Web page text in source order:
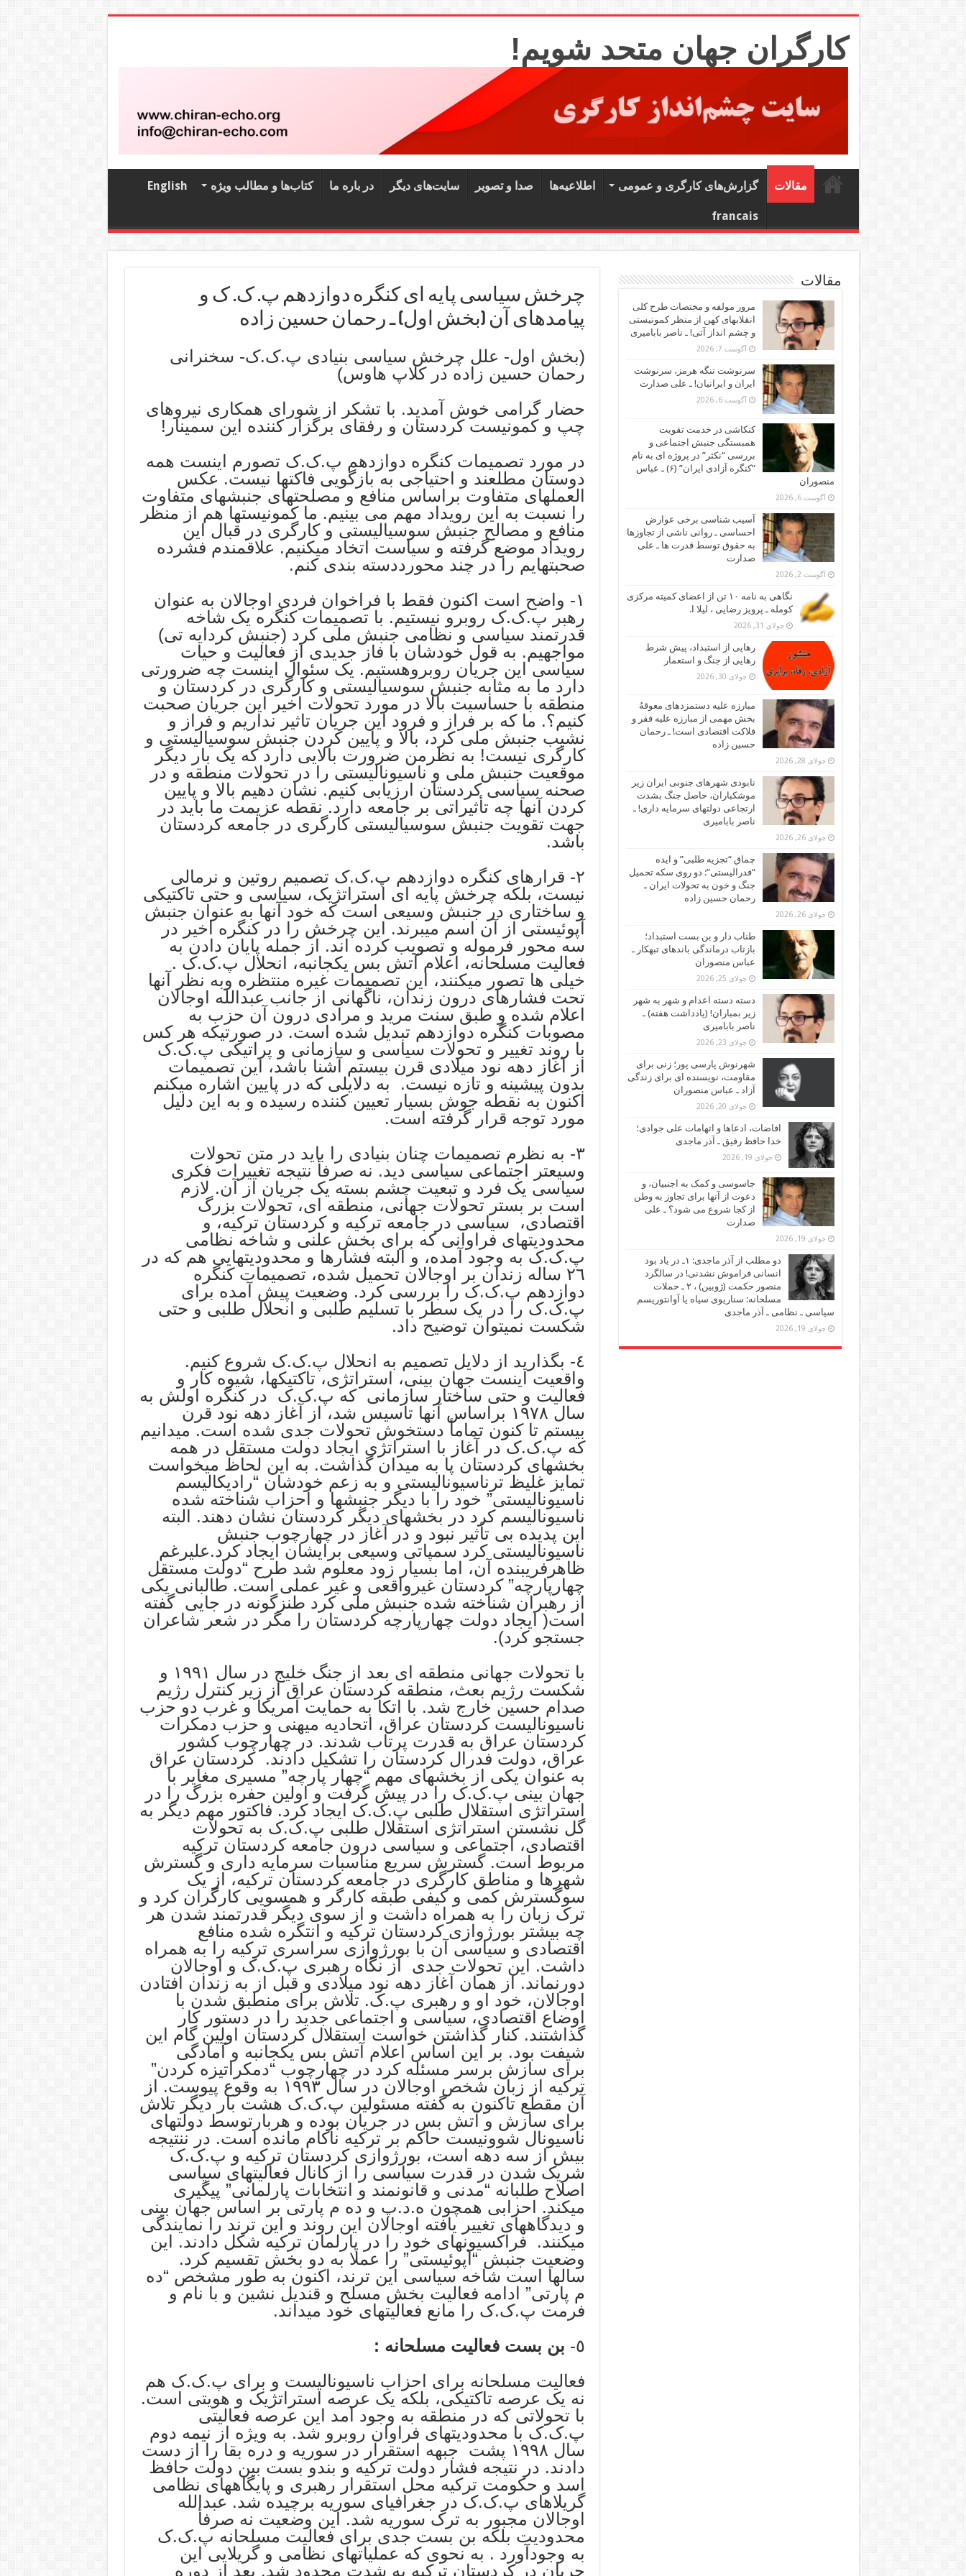
کارگران جهان متحد شویم!
مقالات گزارش‌های کارگری و عمومی اطلاعیه‌ها صدا و تصویر سایت‌های دیگر در باره ما کتاب‌‌ها و مطالب ویژه English
francais
چرخش سیاسی پایه ای کنگره دوازدهم پ. ک. ک و
پیامدهای آن (بخش اول) ـ رحمان حسین زاده
(بخش اول- علل چرخش سیاسی بنیادی پ.ک.ک- سخنرانی
رحمان حسین زاده در کلاپ هاوس)
حضار گرامی خوش آمدید. با تشکر از شورای همکاری نیروهای
چپ و کمونیست کردستان و رفقای برگزار کننده این سمینار!
در مورد تصمیمات کنگره دوازدهم پ.ک.ک تصورم اینست همه
دوستان مطلعند و احتیاجی به بازگویی فاکتها نیست. عکس
العملهای متفاوت براساس منافع و مصلحتهای جنبشهای متفاوت
را نسبت به این رویداد مهم می بینیم. ما کمونیستها هم از منظر
منافع و مصالح جنبش سوسیالیستی و کارگری در قبال این
رویداد موضع گرفته و سیاست اتخاد میکنیم. علاقمندم فشرده
صحبتهایم را در چند محورددسته بندی کنم.
١- واضح است اکنون فقط با فراخوان فردی اوجالان به عنوان
رهبر پ.ک.ک روبرو نیستیم. با تصمیمات کنگره یک شاخه
قدرتمند سیاسی و نظامی جنبش ملی کرد (جنبش کردایه تی)
مواجهیم. به قول خودشان با فاز جدیدی از فعالیت و حیات
سیاسی این جریان روبروهستیم. یک سئوال اینست چه ضرورتی
دارد ما به مثابه جنبش سوسیالیستی و کارگری در کردستان و
منطقه با حساسیت بالا در مورد تحولات اخیر این جریان صحبت
کنیم؟. ما که بر فراز و فرود این جریان تاثیر نداریم و فراز و
نشیب جنبش ملی کرد، بالا و پایین کردن جنبش سوسیالیستی و
کارگری نیست! به نظرمن ضرورت بالایی دارد که یک بار دیگر
موقعیت جنبش ملی و ناسیونالیستی را در تحولات منطقه و در
صحنه سیاسی کردستان ارزیابی کنیم. نشان دهیم بالا و پایین
کردن آنها چه تأثیراتی بر جامعه دارد. نقطه عزیمت ما باید در
جهت تقویت جنبش سوسیالیستی کارگری در جامعه کردستان
باشد.
٢- قرارهای کنگره دوازدهم پ.ک.ک تصمیم روتین و نرمالی
نیست، بلکه چرخش پایه ای استراتژیک، سیاسی و حتی تاکتیکی
و ساختاری در جنبش وسیعی است که خود آنها به عنوان جنبش
آپوئیستی از آن اسم میبرند. این چرخش را در کنگره اخیر در
سه محور فرموله و تصویب کرده اند. از جمله پایان دادن به
فعالیت مسلحانه، اعلام آتش بس یکجانبه، انحلال پ.ک.ک .
خیلی ها تصور میکنند، این تصمیمات غیره منتظره وبه نظر آنها
تحت فشارهای درون زندان، ناگهانی از جانب عبدالله اوجالان
اعلام شده و طبق سنت مرید و مرادی درون آن حزب به
مصوبات کنگره دوازدهم تبدیل شده است. در صورتیکه هر کس
با روند تغییر و تحولات سیاسی و سازمانی و پراتیکی پ.ک.ک
از آغاز دهه نود میلادی قرن بیستم آشنا باشد، این تصمیمات
بدون پیشینه و تازه نیست. به دلایلی که در پایین اشاره میکنم
اکنون به نقطه جوش بسیار تعیین کننده رسیده و به این دلیل
مورد توجه قرار گرفته است.
٣- به نظرم تصمیمات چنان بنیادی را باید در متن تحولات
وسیعتر اجتماعی سیاسی دید. نه صرفأ نتیجه تغییرات فکری
سیاسی یک فرد و تبعیت چشم بسته یک جریان از آن. لازم
است بر بستر تحولات جهانی، منطقه ای، تحولات بزرگ
اقتصادی، سیاسی در جامعه ترکیه و کردستان ترکیه، و
محدودیتهای فراوانی که برای بخش علنی و شاخه نظامی
پ.ک.ک به وجود آمده، و البته فشارها و محدودیتهایی هم که در
٢٦ ساله زندان بر اوجالان تحمیل شده، تصمیمات کنگره
دوازدهم پ.ک.ک را بررسی کرد. وضعیت پیش آمده برای
پ.ک.ک را در یک سطر با تسلیم طلبی و انحلال طلبی و حتی
شکست نمیتوان توضیح داد.
٤- بگذارید از دلایل تصمیم به انحلال پ.ک.ک شروع کنیم.
واقعیت اینست جهان بینی، استراتژی، تاکتیکها، شیوه کار و
فعالیت و حتی ساختار سازمانی که پ.ک.ک در کنگره اولش به
سال ١٩٧٨ براساس آنها تاسیس شد، از آغاز دهه نود قرن
بیستم تا کنون تمامأ دستخوش تحولات جدی شده است. میدانیم
که پ.ک.ک در آغاز با استراتژی ایجاد دولت مستقل در همه
بخشهای کردستان پا به میدان گذاشت. به این لحاظ میخواست
تمایز غلیظ ترناسیونالیستی و به زعم خودشان “رادیکالیسم
ناسیونالیستی” خود را با دیگر جنبشها و احزاب شناخته شده
ناسیونالیسم کرد در بخشهای دیگر کردستان نشان دهند. البته
این پدیده بی تأثیر نبود و در آغاز در چهارچوب جنبش
ناسیونالیستی کرد سمپاتی وسیعی برایشان ایجاد کرد.علیرغم
ظاهرفریبنده آن، اما بسیار زود معلوم شد طرح “دولت مستقل
چهارپارچه” کردستان غیرواقعی و غیر عملی است. طالبانی یکی
از رهبران شناخته شده جنبش ملی کرد طنزگونه در جایی گفته
است( ایجاد دولت چهارپارچه کردستان را مگر در شعر شاعران
جستجو کرد).
با تحولات جهانی منطقه ای بعد از جنگ خلیج در سال ١٩٩١ و
شکست رژیم بعث، منطقه کردستان عراق از زیر کنترل رژیم
صدام حسین خارج شد. با اتکا به حمایت آمریکا و غرب دو حزب
ناسیونالیست کردستان عراق، اتحادیه میهنی و حزب دمکرات
کردستان عراق به قدرت پرتاب شدند. در چهارچوب کشور
عراق، دولت فدرال کردستان را تشکیل دادند. کردستان عراق
به عنوان یکی از بخشهای مهم “چهار پارچه” مسیری مغایر با
جهان بینی پ.ک.ک را در پیش گرفت و اولین حفره بزرگ را در
استراتژی استقلال طلبی پ.ک.ک ایجاد کرد. فاکتور مهم دیگر به
گل نشستن استراتژی استقلال طلبی پ.ک.ک به تحولات
اقتصادی، اجتماعی و سیاسی درون جامعه کردستان ترکیه
مربوط است. گسترش سریع مناسبات سرمایه داری و گسترش
شهرها و مناطق کارگری در جامعه کردستان ترکیه، از یک
سوگسترش کمی و کیفی طبقه کارگر و همسویی کارگران کرد و
ترک زبان را به همراه داشت و از سوی دیگر قدرتمند شدن هر
چه بیشتر بورژوازی کردستان ترکیه و انتگره شده منافع
اقتصادی و سیاسی آن با بورژوازی سراسری ترکیه را به همراه
داشت. این تحولات جدی از نگاه رهبری پ.ک.ک و اوجالان
دورنماند. از همان آغاز دهه نود میلادی و قبل از به زندان افتادن
اوجالان، خود او و رهبری پ.ک. تلاش برای منطبق شدن با
اوضاع اقتصادی، سیاسی و اجتماعی جدید را در دستور کار
گذاشتند. کنار گذاشتن خواست استقلال کردستان اولین گام این
شیفت بود. بر این اساس اعلام آتش بس یکجانبه و آمادگی
برای سازش برسر مسئله کرد در چهارچوب “دمکراتیزه کردن”
ترکیه از زبان شخص اوجالان در سال ١٩٩٣ به وقوع پیوست. از
آن مقطع تاکنون به گفته مسئولین پ.ک.ک هشت بار دیگر تلاش
برای سازش و آتش بس در جریان بوده و هربارتوسط دولتهای
ناسیونال شوونیست حاکم بر ترکیه ناکام مانده است. در ننتیجه
بیش از سه دهه است، بورژوازی کردستان ترکیه و پ.ک.ک
شریک شدن در قدرت سیاسی را از کانال فعالیتهای سیاسی
اصلاح طلبانه “مدنی و قانونمند و انتخابات پارلمانی” پیگیری
میکند. احزابی همچون ه.د.پ و ده م پارتی بر اساس جهان بینی
و دیدگاههای تغییر یافته اوجالان این روند و این ترند را نمایندگی
میکنند. فراکسیونهای خود را در پارلمان ترکیه شکل دادند. این
وضعیت جنبش “آپوئیستی” را عملا به دو بخش تقسیم کرد.
سالها است شاخه سیاسی این ترند، اکنون به طور مشخص “ده
م پارتی” ادامه فعالیت بخش مسلح و قندیل نشین و با نام و
فرمت پ.ک.ک را مانع فعالیتهای خود میداند.
٥-
بن بست فعالیت مسلحانه :
فعالیت مسلحانه برای احزاب ناسیونالیست و برای پ.ک.ک هم
نه یک عرصه تاکتیکی، بلکه یک عرصه استراتژیک و هویتی است.
با تحولاتی که در منطقه به وجود آمد این عرصه فعالیتی
پ.ک.ک با محدودیتهای فراوان روبرو شد. به ویژه از نیمه دوم
سال ١٩٩٨ پشت جبهه استقرار در سوریه و دره بقا را از دست
دادند. در نتیجه فشار دولت ترکیه و بندو بست بین دولت حافظ
اسد و حکومت ترکیه محل استقرار رهبری و پایگاههای نظامی
گریلاهای پ.ک.ک در جغرافیای سوریه برچیده شد. عبدالله
اوجالان مجبور به ترک سوریه شد. این وضعیت نه صرفأ
محدودیت بلکه بن بست جدی برای فعالیت مسلحانه پ.ک.ک
به وجودآورد . به نحوی که عملیاتهای نظامی و گریلایی این
جریان در کردستان ترکیه به شدت محدود شد. بعد از دوره
مقالات
مرور مولفه و مختصات طرح کلی
انقلابهای کهن از منظر کمونیستی
و چشم انداز آتی! ـ ناصر بابامیری
آگوست 7, 2026
سرنوشت تنگه هرمز، سرنوشت
ایران و ایرانیان! ـ علی صدارت
آگوست 6, 2026
کنکاشی در خدمت تقویت
همبستگی جنبش اجتماعی و
بررسی “نکثر” در پروژه ای به نام
“کنگره آزادی ایران” (۶) ـ عباس
منصوران
آگوست 6, 2026
آسیب شناسی برخی عوارض
احساسی ـ روانی ناشی از تجاوزها
به حقوق توسط قدرت ها ـ علی
صدارت
آگوست 2, 2026
نگاهی به نامه ۱۰ تن از اعضای کمیته مرکزی
کومله ـ پرویز رضایی ، لیلا ا.
جولای 31, 2026
رهایی از استبداد، پیش شرط
رهایی از جنگ و استعمار
جولای 30, 2026
مبارزه علیه دستمزدهای معوقهُ
بخش مهمی از مبارزه علیه فقر و
فلاکت اقتصادی است! ـ رحمان
حسین زاده
جولای 28, 2026
نابودی شهرهای جنوبی ایران زیر
موشکباران، حاصل جنگ بشدت
ارتجاعی دولتهای سرمایه داری! ـ
ناصر بابامیری
جولای 26, 2026
چماق “تجزیه طلبی” و ایده
“فدرالیستی”: دو روی سکه تحمیل
جنگ و خون به تحولات ایران ـ
رحمان حسین زاده
جولای 26, 2026
طناب دار و بن بست استبداد؛
بازتاب درماندگی باندهای تبهکار ـ
عباس منصوران
جولای 25, 2026
دسته دسته اعدام و شهر به شهر
زیر بمباران! (یادداشت هفته) ـ
ناصر بابامیری
جولای 23, 2026
شهرنوش پارسی پور؛ زنی برای
مقاومت، نویسنده ای برای زندگی
آزاد ـ عباس منصوران
جولای 20, 2026
افاضات، ادعاها و اتهامات علی جوادی؛
خدا حافظ رفیق ـ آذر ماجدی
جولای 19, 2026
جاسوسی و کمک به اجنبیان، و
دعوت از آنها برای تجاوز به وطن
از کجا شروع می شود؟ ـ علی
صدارت
جولای 19, 2026
دو مطلب از آذر ماجدی: ۱ـ در یاد بود
انسانی فراموش نشدنی! در سالگرد
منصور حکمت (ژوبین) ، ۲ ـ حملات
مسلحانه: سناریوی سیاه یا آوانتوریسم
سیاسی ـ نظامی ـ آذر ماجدی
جولای 19, 2026